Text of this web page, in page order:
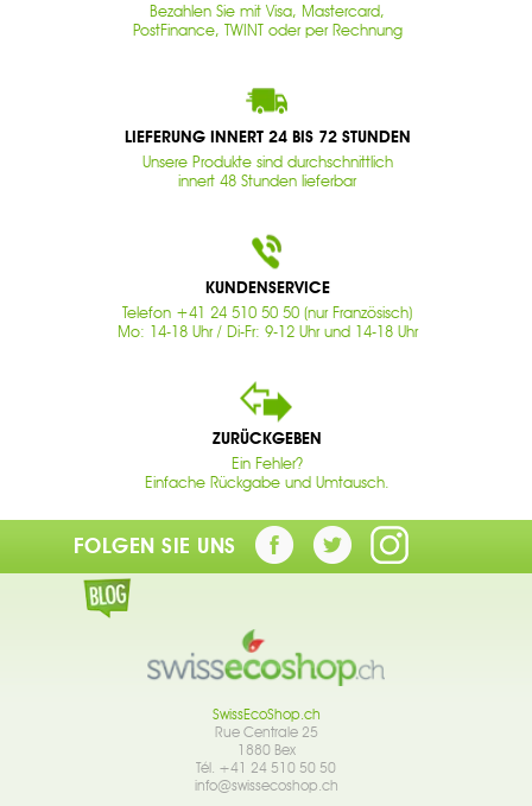
Bezahlen Sie mit Visa, Mastercard,
PostFinance, TWINT oder per Rechnung
LIEFERUNG INNERT 24 BIS 72 STUNDEN
Unsere Produkte sind durchschnittlich
innert 48 Stunden lieferbar
KUNDENSERVICE
Telefon +41 24 510 50 50 (nur Französisch)
Mo: 14-18 Uhr / Di-Fr: 9-12 Uhr und 14-18 Uhr
ZURÜCKGEBEN
Ein Fehler?
Einfache Rückgabe und Umtausch.
FOLGEN SIE UNS
SwissEcoShop.ch
Rue Centrale 25
1880 Bex
Tél. +41 24 510 50 50
info@swissecoshop.ch